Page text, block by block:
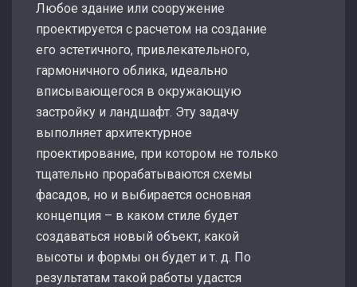
Любое здание или сооружение
проектируется с расчетом на создание
его эстетичного, привлекательного,
гармоничного облика, идеально
вписывающегося в окружающую
застройку и ландшафт. Эту задачу
выполняет архитектурное
проектирование, при котором не только
тщательно прорабатываются схемы
фасадов, но и выбирается основная
концепция – в каком стиле будет
создаваться новый объект, какой
высоты и формы он будет и т. д. По
результатам такой работы удастся